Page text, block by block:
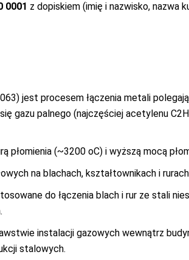
0001 z dopiskiem (imię i nazwisko, nazwa
jest procesem łączenia metali
gazu palnego (najczęściej acetylenu
(~3200 oC) i wyższą mocą
na blachach, kształtownikach i
do łączenia blach i rur ze stali
instalacji gazowych wewnątrz
stalowych.